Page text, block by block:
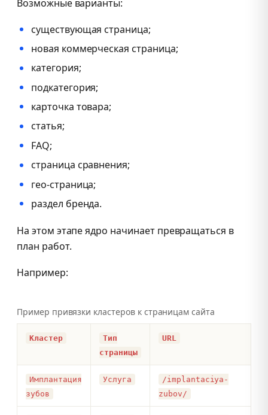
Возможные варианты:
существующая страница;
новая коммерческая страница;
категория;
подкатегория;
карточка товара;
статья;
FAQ;
страница сравнения;
гео-страница;
раздел бренда.
На этом этапе ядро начинает превращаться в
план работ.
Например:
Пример привязки кластеров к страницам сайта
Кластер
Тип
страницы
URL
Имплантация
зубов
Услуга
/implantaciya-
zubov/